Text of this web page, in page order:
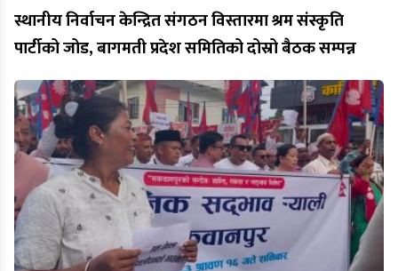
स्थानीय निर्वाचन केन्द्रित संगठन विस्तारमा श्रम संस्कृति
पार्टीको जोड, बागमती प्रदेश समितिको दोस्रो बैठक सम्पन्न